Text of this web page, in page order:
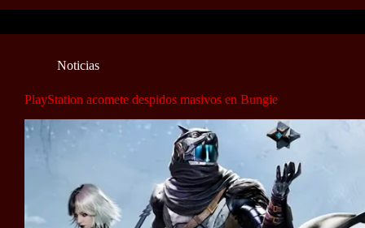
Noticias
PlayStation acomete despidos masivos en Bungie